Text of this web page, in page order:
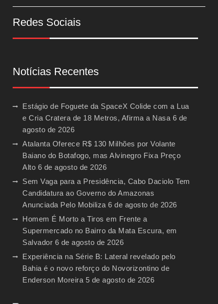
Redes Sociais
Notícias Recentes
Estágio de Foguete da SpaceX Colide com a Lua
e Cria Cratera de 18 Metros, Afirma a Nasa 6 de
agosto de 2026
Atalanta Oferece R$ 130 Milhões por Volante
Baiano do Botafogo, mas Alvinegro Fixa Preço
Alto 6 de agosto de 2026
Sem Vaga para a Presidência, Cabo Daciolo Tem
Candidatura ao Governo do Amazonas
Anunciada Pelo Mobiliza 6 de agosto de 2026
Homem É Morto a Tiros em Frente a
Supermercado no Bairro da Mata Escura, em
Salvador 6 de agosto de 2026
Experiência na Série B: Lateral revelado pelo
Bahia é o novo reforço do Novorizontino de
Enderson Moreira 5 de agosto de 2026